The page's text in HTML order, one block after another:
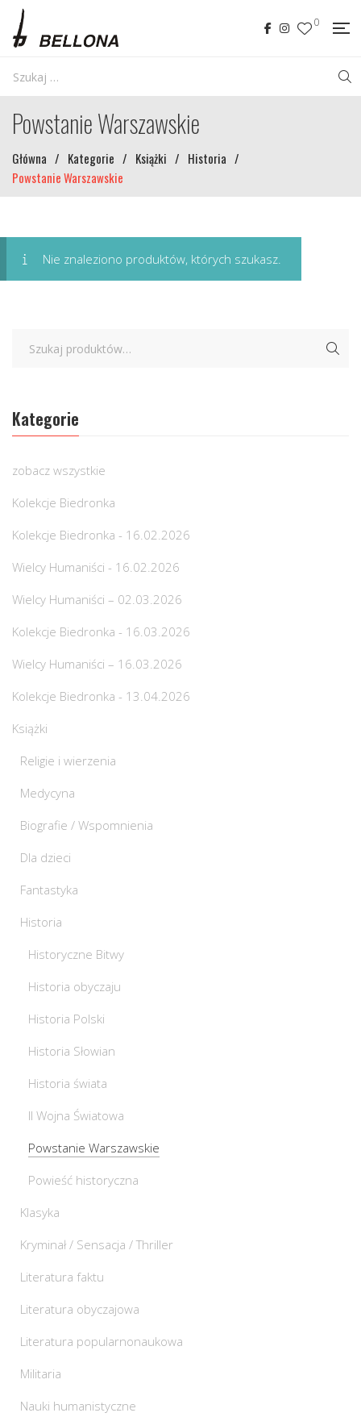
0
Powstanie Warszawskie
Główna / Kategorie / Książki / Historia /
Powstanie Warszawskie
Nie znaleziono produktów, których szukasz.
Kategorie
zobacz wszystkie
Kolekcje Biedronka
Kolekcje Biedronka - 16.02.2026
Wielcy Humaniści - 16.02.2026
Wielcy Humaniści – 02.03.2026
Kolekcje Biedronka - 16.03.2026
Wielcy Humaniści – 16.03.2026
Kolekcje Biedronka - 13.04.2026
Książki
Religie i wierzenia
Medycyna
Biografie / Wspomnienia
Dla dzieci
Fantastyka
Historia
Historyczne Bitwy
Historia obyczaju
Historia Polski
Historia Słowian
Historia świata
II Wojna Światowa
Powstanie Warszawskie
Powieść historyczna
Klasyka
Kryminał / Sensacja / Thriller
Literatura faktu
Literatura obyczajowa
Literatura popularnonaukowa
Militaria
Nauki humanistyczne